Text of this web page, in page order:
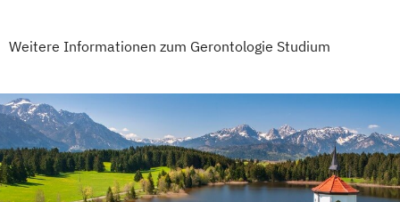
Weitere Informationen zum Gerontologie Studium